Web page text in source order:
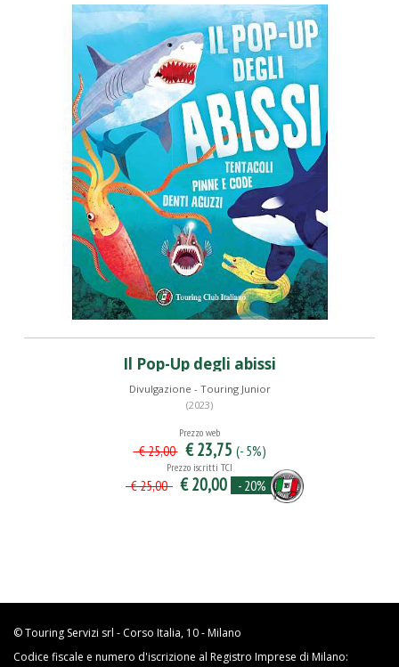
Il Pop-Up degli abissi
Divulgazione - Touring Junior
(2023)
Prezzo web
€ 25,00 € 23,75 (- 5%)
Prezzo iscritti TCI
€ 25,00 € 20,00 - 20%
© Touring Servizi srl - Corso Italia, 10 - Milano
Codice fiscale e numero d'iscrizione al Registro Imprese di Milano: